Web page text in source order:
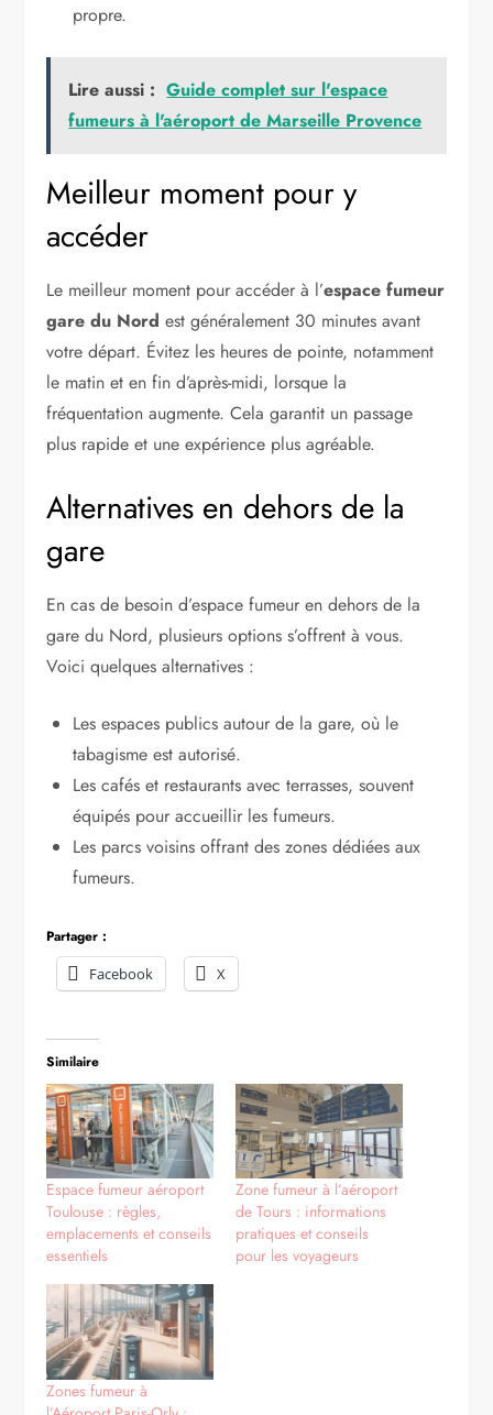
propre.
Lire aussi : Guide complet sur l'espace
fumeurs à l'aéroport de Marseille Provence
Meilleur moment pour y
accéder
Le meilleur moment pour accéder à l’espace fumeur
gare du Nord est généralement 30 minutes avant
votre départ. Évitez les heures de pointe, notamment
le matin et en fin d’après-midi, lorsque la
fréquentation augmente. Cela garantit un passage
plus rapide et une expérience plus agréable.
Alternatives en dehors de la
gare
En cas de besoin d’espace fumeur en dehors de la
gare du Nord, plusieurs options s’offrent à vous.
Voici quelques alternatives :
Les espaces publics autour de la gare, où le
tabagisme est autorisé.
Les cafés et restaurants avec terrasses, souvent
équipés pour accueillir les fumeurs.
Les parcs voisins offrant des zones dédiées aux
fumeurs.
Partager :
Facebook
X
Similaire
Espace fumeur aéroport
Toulouse : règles,
emplacements et conseils
essentiels
Zone fumeur à l’aéroport
de Tours : informations
pratiques et conseils
pour les voyageurs
Zones fumeur à